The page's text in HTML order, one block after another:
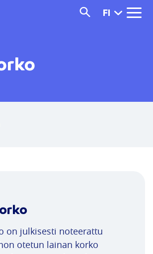
FI
on julkisesti noteerattu
otetun lainan korko